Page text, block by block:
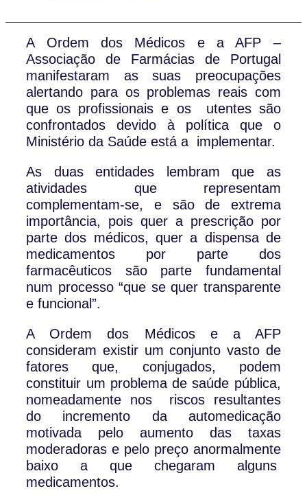
A Ordem dos Médicos e a AFP –
Associação de Farmácias de Portugal
manifestaram as suas preocupações
alertando para os problemas reais com
que os profissionais e os utentes são
confrontados devido à política que o
Ministério da Saúde está a implementar.
As duas entidades lembram que as
atividades que representam
complementam-se, e são de extrema
importância, pois quer a prescrição por
parte dos médicos, quer a dispensa de
medicamentos por parte dos
farmacêuticos são parte fundamental
num processo “que se quer transparente
e funcional”.
A Ordem dos Médicos e a AFP
consideram existir um conjunto vasto de
fatores que, conjugados, podem
constituir um problema de saúde pública,
nomeadamente nos riscos resultantes
do incremento da automedicação
motivada pelo aumento das taxas
moderadoras e pelo preço anormalmente
baixo a que chegaram alguns
medicamentos.